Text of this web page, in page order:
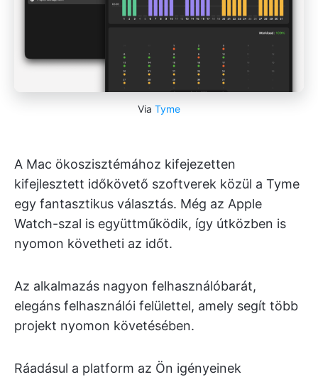
Via Tyme
A Mac ökoszisztémához kifejezetten
kifejlesztett időkövető szoftverek közül a Tyme
egy fantasztikus választás. Még az Apple
Watch-szal is együttműködik, így útközben is
nyomon követheti az időt.
Az alkalmazás nagyon felhasználóbarát,
elegáns felhasználói felülettel, amely segít több
projekt nyomon követésében.
Ráadásul a platform az Ön igényeinek